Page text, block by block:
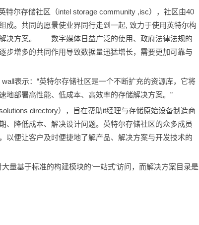
特尔存储社区（intel storage community ,isc），社区由40
成。共同的愿景使业界同行走到一起, 致力于使用英特尔构
决方案。 数字媒体日益广泛的使用、政府法律法规的
步增多的共同作用导致数据量迅猛增长，需要更加可靠与
表示：“英特尔存储社区是一个不断扩充的资源库，它将
地部署高性能、低成本、高效率的存储解决方案。”
directory），旨在帮助it经理与存储原始设备制造商
、降低成本、解决设计问题。英特尔存储社区的众多成员
以便让客户及时便捷地了解产品、解决方案与开发技术的
基于标准的构建模块的‘一站式’访问，而解决方案目录是